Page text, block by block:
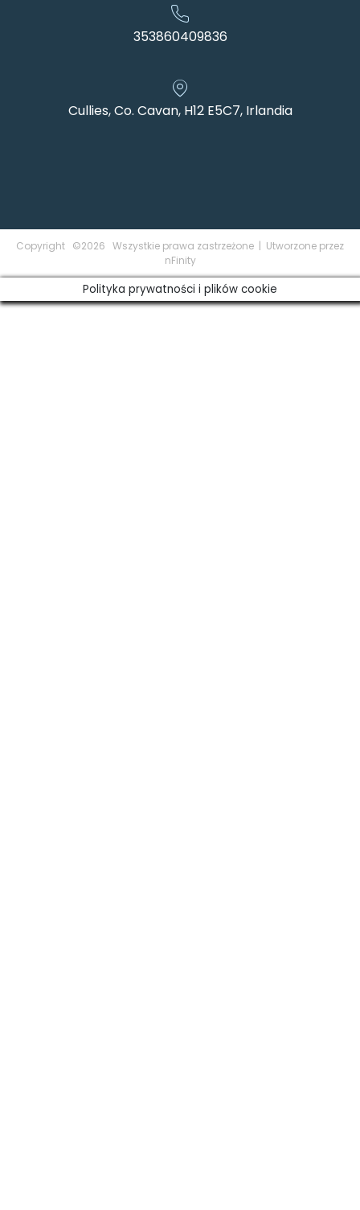
353860409836
Cullies, Co. Cavan, H12 E5C7, Irlandia
Copyright ©2026 Wszystkie prawa zastrzeżone | Utworzone przez
nFinity
Polityka prywatności i plików cookie